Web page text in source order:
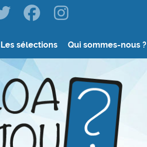
Les sélections Qui sommes-nous ?